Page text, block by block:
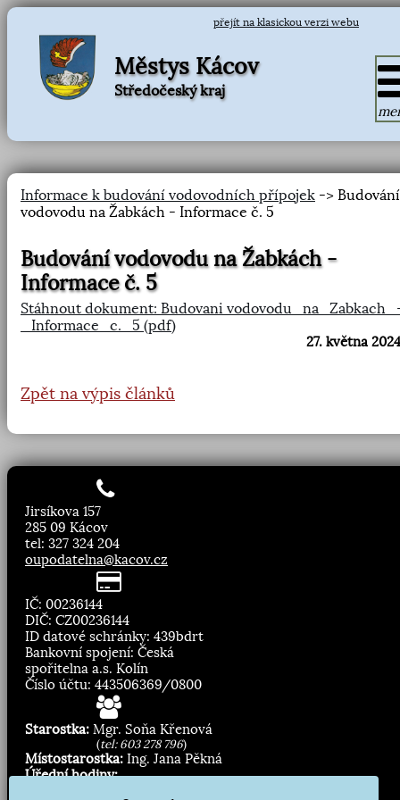
přejít na klasickou verzi webu
Městys Kácov
Středočeský kraj
Informace k budování vodovodních přípojek -> Budování
vodovodu na Žabkách - Informace č. 5
Budování vodovodu na Žabkách -
Informace č. 5
Stáhnout dokument: Budovani
_Informace_c._5 (pdf)
27. května
Zpět na výpis článků
Jirsíkova 157
285 09 Kácov
tel: 327 324 204
oupodatelna@kacov.cz
IČ: 00236144
DIČ: CZ00236144
ID datové schránky: 439bdrt
Bankovní spojení: Česká
spořitelna a.s. Kolín
Číslo účtu: 443506369/0800
Starostka: Mgr. Soňa Křenová
(tel: 603 278 796)
Místostarostka: Ing. Jana Pěkná
Úřední hodiny: